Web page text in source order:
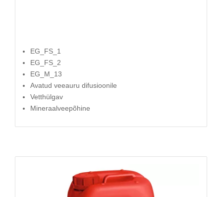
EG_FS_1
EG_FS_2
EG_M_13
Avatud veeauru difusioonile
Vetthülgav
Mineraalveepõhine